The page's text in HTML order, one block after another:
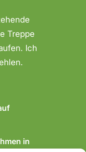
Treppe
Ich
in